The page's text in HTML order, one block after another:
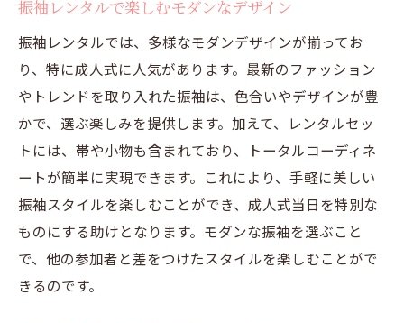
振袖レンタルで楽しむモダンなデザイン
振袖レンタルでは、多様なモダンデザインが揃ってお
り、特に成人式に人気があります。最新のファッション
やトレンドを取り入れた振袖は、色合いやデザインが豊
かで、選ぶ楽しみを提供します。加えて、レンタルセッ
トには、帯や小物も含まれており、トータルコーディネ
ートが簡単に実現できます。これにより、手軽に美しい
振袖スタイルを楽しむことができ、成人式当日を特別な
ものにする助けとなります。モダンな振袖を選ぶこと
で、他の参加者と差をつけたスタイルを楽しむことがで
きるのです。